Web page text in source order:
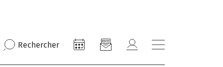
Rechercher